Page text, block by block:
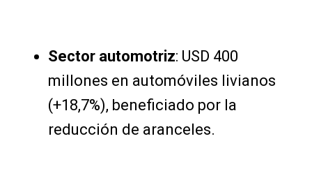
Sector automotriz: USD 400
millones en automóviles livianos
(+18,7%), beneficiado por la
reducción de aranceles.